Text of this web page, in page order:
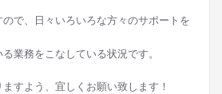
で、日々いろいろな方々のサポートを
業務をこなしている状況です。
すよう、宜しくお願い致します！